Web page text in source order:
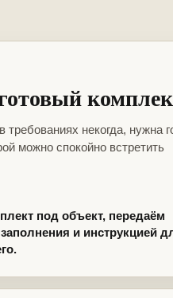
требованиях некогда, нужна
можно спокойно встретить
под объект, передаём
и инструкцией